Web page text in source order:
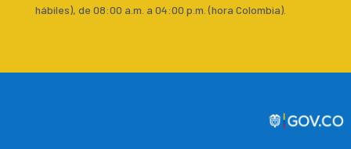
hábiles), de 08:00 a.m. a 04:00 p.m. (hora Colombia).